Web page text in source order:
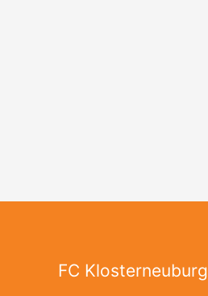
FC Klosterneuburg